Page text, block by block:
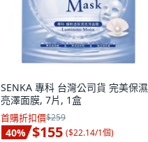
SENKA 專科 台灣公司貨 完美保濕
亮澤面膜, 7片, 1盒
首購折扣價$259
40% $155 ($22.14/1個)